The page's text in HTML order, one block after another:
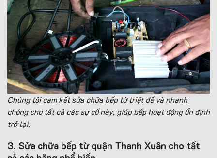
Chúng tôi cam kết sửa chữa bếp từ triệt để và nhanh
chóng cho tất cả các sự cố này, giúp bếp hoạt động ổn định
trở lại.
3. Sửa chữa bếp từ quận Thanh Xuân cho tất